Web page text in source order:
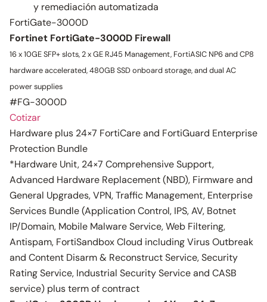
y remediación automatizada
FortiGate-3000D
Fortinet FortiGate-3000D Firewall
16 x 10GE SFP+ slots, 2 x GE RJ45 Management, FortiASIC NP6 and CP8
hardware accelerated, 480GB SSD onboard storage, and dual AC
power supplies
#FG-3000D
Cotizar
Hardware plus 24×7 FortiCare and FortiGuard Enterprise
Protection Bundle
*Hardware Unit, 24×7 Comprehensive Support,
Advanced Hardware Replacement (NBD), Firmware and
General Upgrades, VPN, Traffic Management, Enterprise
Services Bundle (Application Control, IPS, AV, Botnet
IP/Domain, Mobile Malware Service, Web Filtering,
Antispam, FortiSandbox Cloud including Virus Outbreak
and Content Disarm & Reconstruct Service, Security
Rating Service, Industrial Security Service and CASB
service) plus term of contract